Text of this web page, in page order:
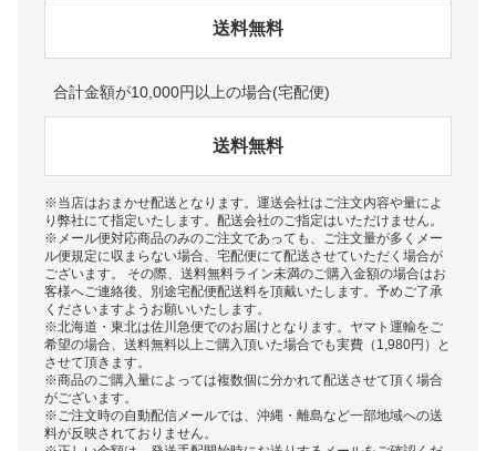
送料無料
合計金額が10,000円以上の場合(宅配便)
送料無料
※当店はおまかせ配送となります。運送会社はご注文内容や量によ
り弊社にて指定いたします。配送会社のご指定はいただけません。
※メール便対応商品のみのご注文であっても、ご注文量が多くメー
ル便規定に収まらない場合、宅配便にて配送させていただく場合が
ございます。 その際、送料無料ライン未満のご購入金額の場合はお
客様へご連絡後、別途宅配便配送料を頂戴いたします。予めご了承
くださいますようお願いいたします。
※北海道・東北は佐川急便でのお届けとなります。ヤマト運輸をご
希望の場合、送料無料以上ご購入頂いた場合でも実費（1,980円）と
させて頂きます。
※商品のご購入量によっては複数個に分かれて配送させて頂く場合
がございます。
※ご注文時の自動配信メールでは、沖縄・離島など一部地域への送
料が反映されておりません。